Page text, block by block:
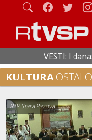
VESTI: I
KULTURA OSTALO
RTV Stara Pazova